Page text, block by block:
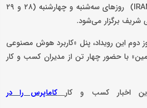
کسب‌وکارها (IRAN AI 2025) روزهای سه‌شنبه و چهارشنبه (۲۸ و ۲۹
شریف برگزار می‌شود.
دوم این رویداد، پنل «کاربرد هوش مصنوعی
با حضور چهار تن از مدیران کسب و کار
اخبار کسب و کار
کاماپرس را در